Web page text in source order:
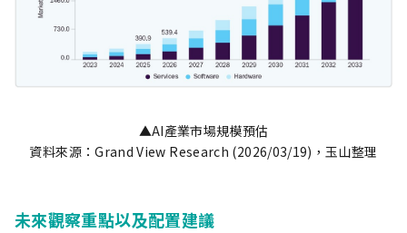
▲AI產業市場規模預估
資料來源：Grand View Research (2026/03/19)，玉山整理
未來觀察重點以及配置建議